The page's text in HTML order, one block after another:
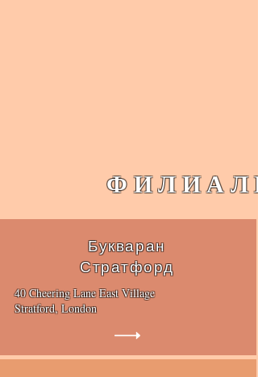
Букваран
Стратфорд
40 Cheering Lane East Village
Stratford, London